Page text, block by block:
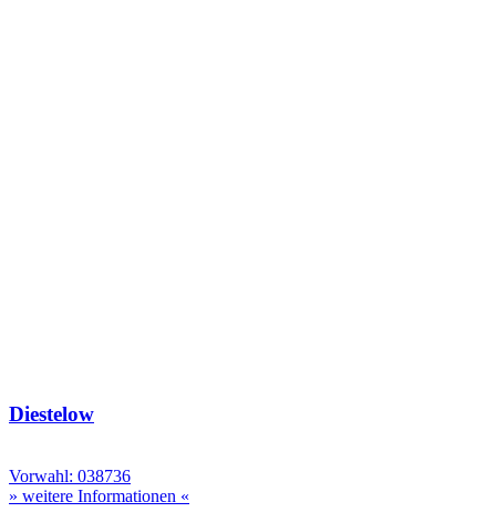
Diestelow
Vorwahl: 038736
» weitere Informationen «